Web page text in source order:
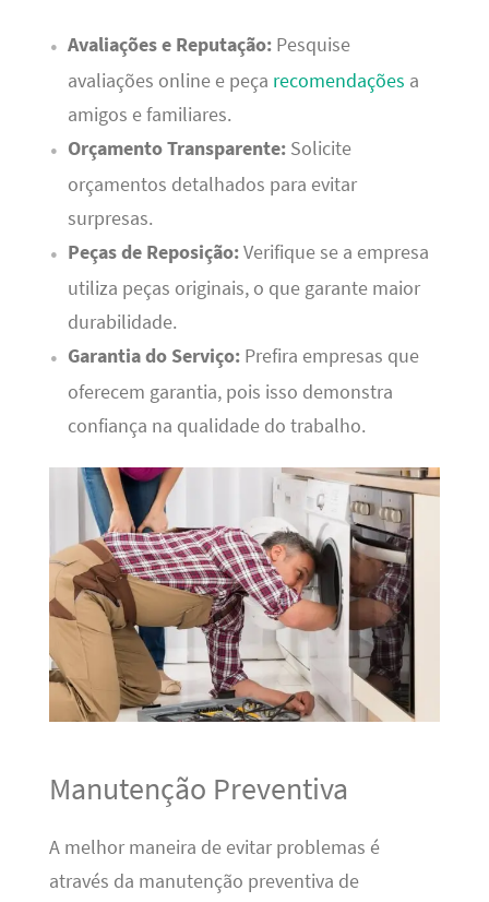
Avaliações e Reputação:Pesquise
avaliações online e peça recomendações a
amigos e familiares.
Orçamento Transparente:Solicite
orçamentos detalhados para evitar
surpresas.
Peças de Reposição:Verifique se a empresa
utiliza peças originais, o que garante maior
durabilidade.
Garantia do Serviço:Prefira empresas que
oferecem garantia, pois isso demonstra
confiança na qualidade do trabalho.
Manutenção Preventiva
A melhor maneira de evitar problemas é
através da manutenção preventiva de